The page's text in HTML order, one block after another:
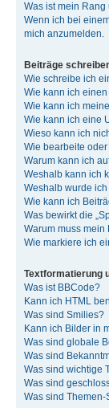
Was ist mein
Wenn ich bei
mich anzumelden.
Beiträge
Wie schreibe ich
Wie kann ich
Wie kann ich
Wie kann ich eine
Wieso kann ich
Wie bearbeite
Warum kann ich
Weshalb kann ich
Weshalb wurde
Wie kann ich
Was bewirkt die
Warum muss
Wie markiere ich
Textformatierung
Was ist BBCode?
Kann ich HTML
Was sind Smilies?
Kann ich Bilder in
Was sind globale
Was sind
Was sind wichtige
Was sind
Was sind Themen-